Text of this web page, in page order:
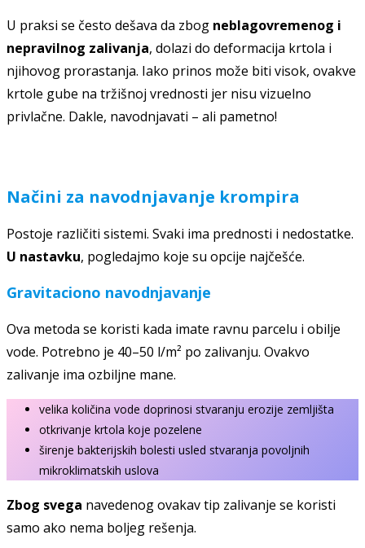
U praksi se često dešava da zbog neblagovremenog i
nepravilnog zalivanja, dolazi do deformacija krtola i
njihovog prorastanja. Iako prinos može biti visok, ovakve
krtole gube na tržišnoj vrednosti jer nisu vizuelno
privlačne. Dakle, navodnjavati – ali pametno!
Načini za navodnjavanje krompira
Postoje različiti sistemi. Svaki ima prednosti i nedostatke.
U nastavku, pogledajmo koje su opcije najčešće.
Gravitaciono navodnjavanje
Ova metoda se koristi kada imate ravnu parcelu i obilje
vode. Potrebno je 40–50 l/m² po zalivanju. Ovakvo
zalivanje ima ozbiljne mane.
velika količina vode doprinosi stvaranju erozije zemljišta
otkrivanje krtola koje pozelene
širenje bakterijskih bolesti usled stvaranja povoljnih
mikroklimatskih uslova
Zbog svega navedenog ovakav tip zalivanje se koristi
samo ako nema boljeg rešenja.